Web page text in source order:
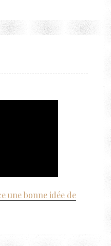
une bonne idée de